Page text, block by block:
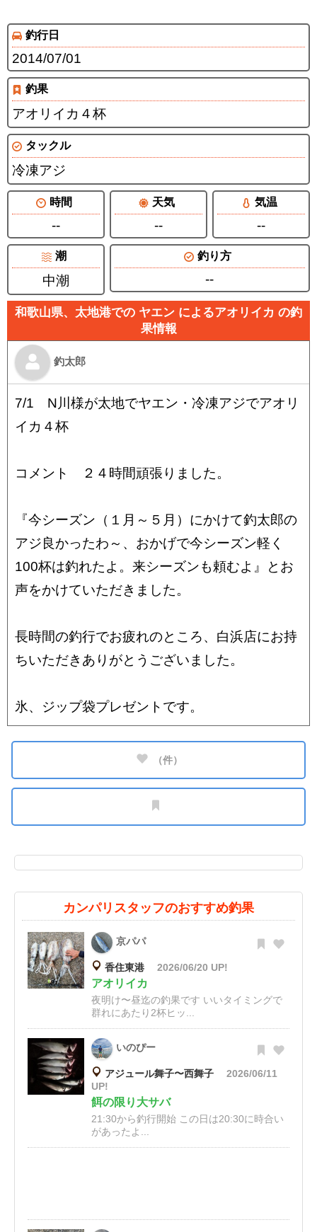
釣行日
2014/07/01
釣果
アオリイカ４杯
タックル
冷凍アジ
時間
--
天気
--
気温
--
潮
中潮
釣り方
--
和歌山県、太地港での ヤエン によるアオリイカ の釣
果情報
釣太郎
7/1 N川様が太地でヤエン・冷凍アジでアオリ
イカ４杯
コメント ２４時間頑張りました。
『今シーズン（１月～５月）にかけて釣太郎の
アジ良かったわ～、おかげで今シーズン軽く
100杯は釣れたよ。来シーズンも頼むよ』とお
声をかけていただきました。
長時間の釣行でお疲れのところ、白浜店にお持
ちいただきありがとうございました。
氷、ジップ袋プレゼントです。
（件）
カンパリスタッフのおすすめ釣果
京パパ
香住東港 2026/06/20 UP!
アオリイカ
夜明け〜昼迄の釣果です いいタイミングで
群れにあたり2杯ヒッ...
いのぴー
アジュール舞子〜西舞子
2026/06/11
UP!
餌の限り大サバ
21:30から釣行開始 この日は20:30に時合い
があったよ...